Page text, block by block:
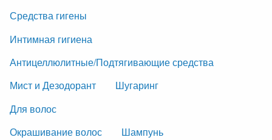
Средства гигены
Интимная гигиена
Антицеллюлитные/Подтягивающие средства
Мист и Дезодорант
Шугаринг
Для волос
Окрашивание волос
Шампунь